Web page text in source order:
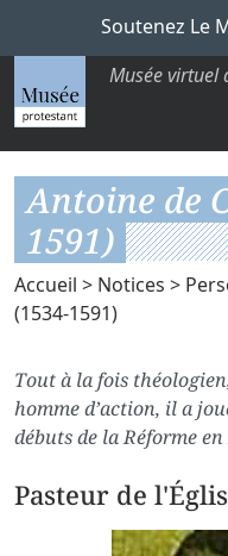
Soutenez Le
Musée virtuel
Antoine de
1591)
Accueil > Notices >
(1534-1591)
Tout à la fois
homme d’action, il a
débuts de la Réforme
Pasteur de